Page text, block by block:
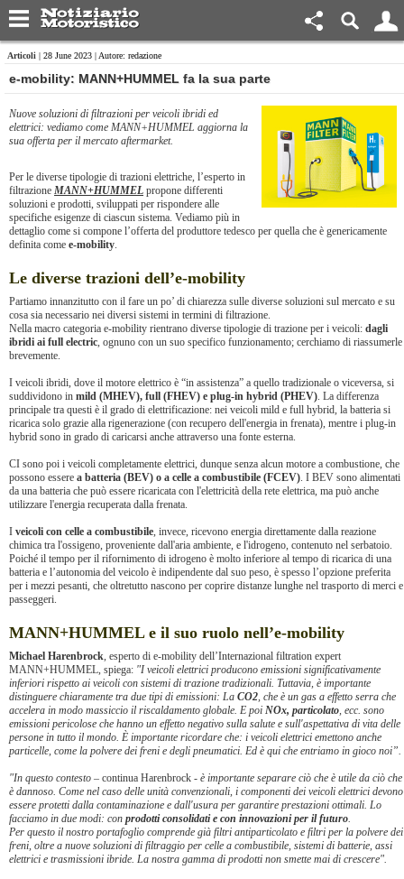
Articoli | 28 June 2023 | Autore: redazione
​e-mobility: MANN+HUMMEL fa la sua parte
Nuove soluzioni di filtrazioni per veicoli ibridi ed
elettrici: vediamo come MANN+HUMMEL aggiorna la
sua offerta per il mercato aftermarket.
Per le diverse tipologie di trazioni elettriche, l’esperto in
filtrazione MANN+HUMMEL propone differenti
soluzioni e prodotti, sviluppati per rispondere alle
specifiche esigenze di ciascun sistema. Vediamo più in
dettaglio come si compone l’offerta del produttore tedesco per quella che è genericamente
definita come e-mobility.
Le diverse trazioni dell’e-mobility
Partiamo innanzitutto con il fare un po’ di chiarezza sulle diverse soluzioni sul mercato e su
cosa sia necessario nei diversi sistemi in termini di filtrazione.
Nella macro categoria e-mobility rientrano diverse tipologie di trazione per i veicoli: dagli
ibridi ai full electric, ognuno con un suo specifico funzionamento; cerchiamo di riassumerle
brevemente.
I veicoli ibridi, dove il motore elettrico è “in assistenza” a quello tradizionale o viceversa, si
suddividono in mild (MHEV), full (FHEV) e plug-in hybrid (PHEV). La differenza
principale tra questi è il grado di elettrificazione: nei veicoli mild e full hybrid, la batteria si
ricarica solo grazie alla rigenerazione (con recupero dell'energia in frenata), mentre i plug-in
hybrid sono in grado di caricarsi anche attraverso una fonte esterna.
CI sono poi i veicoli completamente elettrici, dunque senza alcun motore a combustione, che
possono essere a batteria (BEV) o a celle a combustibile (FCEV). I BEV sono alimentati
da una batteria che può essere ricaricata con l'elettricità della rete elettrica, ma può anche
utilizzare l'energia recuperata dalla frenata.
I veicoli con celle a combustibile, invece, ricevono energia direttamente dalla reazione
chimica tra l'ossigeno, proveniente dall'aria ambiente, e l'idrogeno, contenuto nel serbatoio.
Poiché il tempo per il rifornimento di idrogeno è molto inferiore al tempo di ricarica di una
batteria e l’autonomia del veicolo è indipendente dal suo peso, è spesso l’opzione preferita
per i mezzi pesanti, che oltretutto nascono per coprire distanze lunghe nel trasporto di merci e
passeggeri.
MANN+HUMMEL e il suo ruolo nell’e-mobility
Michael Harenbrock, esperto di e-mobility dell’Internazional filtration expert
MANN+HUMMEL, spiega: "I veicoli elettrici producono emissioni significativamente
inferiori rispetto ai veicoli con sistemi di trazione tradizionali. Tuttavia, è importante
distinguere chiaramente tra due tipi di emissioni: La CO2, che è un gas a effetto serra che
accelera in modo massiccio il riscaldamento globale. E poi NOx, particolato, ecc. sono
emissioni pericolose che hanno un effetto negativo sulla salute e sull'aspettativa di vita delle
persone in tutto il mondo. È importante ricordare che: i veicoli elettrici emettono anche
particelle, come la polvere dei freni e degli pneumatici. Ed è qui che entriamo in gioco noi”.
"In questo contesto – continua Harenbrock - è importante separare ciò che è utile da ciò che
è dannoso. Come nel caso delle unità convenzionali, i componenti dei veicoli elettrici devono
essere protetti dalla contaminazione e dall'usura per garantire prestazioni ottimali. Lo
facciamo in due modi: con prodotti consolidati e con innovazioni per il futuro.
Per questo il nostro portafoglio comprende già filtri antiparticolato e filtri per la polvere dei
freni, oltre a nuove soluzioni di filtraggio per celle a combustibile, sistemi di batterie, assi
elettrici e trasmissioni ibride. La nostra gamma di prodotti non smette mai di crescere".